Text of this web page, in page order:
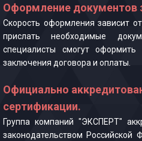
Оформление документов
Скорость оформления зависит
прислать необходимые
специалисты смогут
заключения договора и оплаты.
Официально
сертификации.
Группа компаний "ЭКСПЕРТ"
законодательством